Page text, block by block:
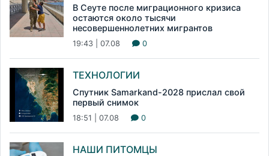
В Сеуте после миграционного кризиса
остаются около тысячи
несовершеннолетних мигрантов
19:43 | 07.08 0
ТЕХНОЛОГИИ
Спутник Samarkand-2028 прислал свой
первый снимок
18:51 | 07.08 0
НАШИ ПИТОМЦЫ